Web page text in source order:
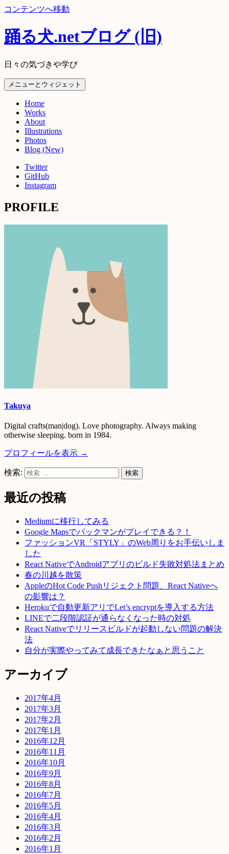
コンテンツへ移動
踊る犬.netブログ (旧)
日々の気づきや学び
メニューとウィジェット
Home
Works
About
Illustrations
Photos
Blog (New)
Twitter
GitHub
Instagram
PROFILE
Takuya
Digital crafts(man|dog). Love photography. Always making
otherwise sleeping. born in 1984.
プロフィールを表示 →
検索:
最近の投稿
Mediumに移行してみる
Google Mapsでパックマンがプレイできる？！
ファッションVR「STYLY」のWeb周りをお手伝いしま
した
React NativeでAndroidアプリのビルド失敗対処法まとめ
春の川越を散策
AppleのHot Code Pushリジェクト問題、React Nativeへ
の影響は？
Herokuで自動更新アリでLet’s encryptを導入する方法
LINEで二段階認証が通らなくなった時の対処
React Nativeでリリースビルドが起動しない問題の解決
法
自分が実際やってみて成長できたなぁと思うこと
アーカイブ
2017年4月
2017年3月
2017年2月
2017年1月
2016年12月
2016年11月
2016年10月
2016年9月
2016年8月
2016年7月
2016年5月
2016年4月
2016年3月
2016年2月
2016年1月